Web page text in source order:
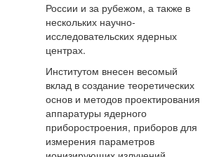
России и за рубежом, а также в
нескольких научно-
исследовательских ядерных
центрах.
Институтом внесен весомый
вклад в создание теоретических
основ и методов проектирования
аппаратуры ядерного
приборостроения, приборов для
измерения параметров